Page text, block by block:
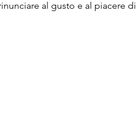
al gusto e al piacere di